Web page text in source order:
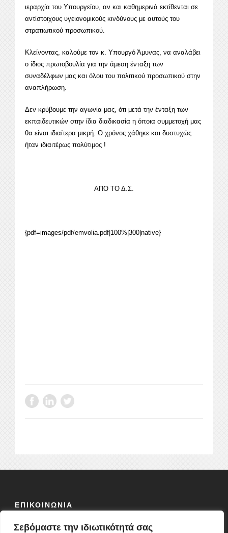
Σεβόμαστε την ιδιωτικότητά σας
ιεραρχία του Υπουργείου, αν και καθημερινά εκτίθενται σε
αντίστοιχους υγειονομικούς κινδύνους με αυτούς του
στρατιωτικού προσωπικού.
Κλείνοντας, καλούμε τον κ. Υπουργό Άμυνας, να αναλάβει
ο ίδιος πρωτοβουλία για την άμεση ένταξη των
συναδέλφων μας και όλου του πολιτικού προσωπικού στην
αναπλήρωση.
Δεν κρύβουμε την αγωνία μας, ότι μετά την ένταξη των
εκπαιδευτικών στην ίδια διαδικασία η όποια συμμετοχή μας
θα είναι ιδιαίτερα μικρή. Ο χρόνος χάθηκε και δυστυχώς
ήταν ιδιαιτέρως πολύτιμος !
ΑΠΟ ΤΟ Δ.Σ.
{pdf=images/pdf/emvolia.pdf|100%|300|native}
ΕΠΙΚΟΙΝΩΝΙΑ
ΟΔΟΣ:ΦΕΙΔΙΟΥ 10 Τ.Κ 10678